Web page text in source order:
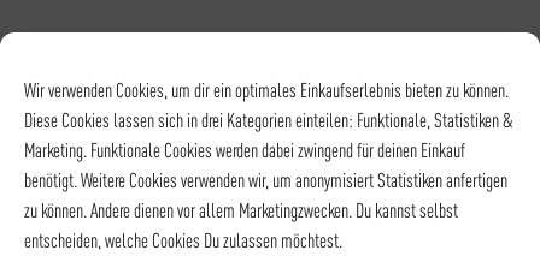
Wir verwenden Cookies, um dir ein optimales Einkaufserlebnis bieten zu können.
Diese Cookies lassen sich in drei Kategorien einteilen: Funktionale, Statistiken &
Marketing. Funktionale Cookies werden dabei zwingend für deinen Einkauf
benötigt. Weitere Cookies verwenden wir, um anonymisiert Statistiken anfertigen
zu können. Andere dienen vor allem Marketingzwecken. Du kannst selbst
entscheiden, welche Cookies Du zulassen möchtest.
Versandkosten DHL: 6,5 €
Kostenloser Versand mit DHL ab: 55 €
* Alle Preise sind inkl. MwSt., zzgl.Versand